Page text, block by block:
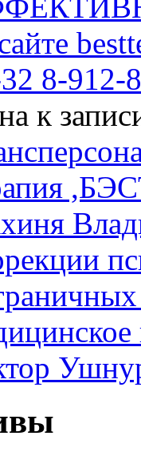
8-912-
к